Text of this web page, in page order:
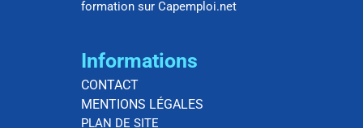
formation sur Capemploi.net
Informations
CONTACT
MENTIONS LÉGALES
PLAN DE SITE